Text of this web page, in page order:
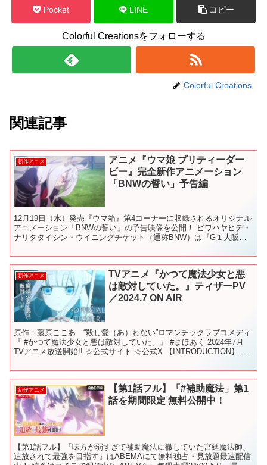
Pocket LINE コピー
Colorful Creationsをフォローする
Colorful Creations
関連記事
新作アニメ
アニメ『ウマ娘 プリティーダー
ビー』完全新作アニメーション
「BNWの誓い」予告編
12月19日（水）発売『ウマ箱』第4コーナーに収録されるオリジナル
アニメーション「BNWの誓い」の予告映像を公開！ ビワハヤヒデ・
ナリタタイシン・ウイニングチケット（通称BNW）は『G１大阪
新作アニメ
TVアニメ『かつて魔法少女と悪
は敵対していた。』ティザーPV
／2024.7 ON AIR
原作：藤原ここあ “殺し愛（あ）わない”ロマンチックラブコメディ
『 #かつて魔法少女と悪は敵対していた。』 #まほあく 2024年7月
TVアニメ放送開始!! ☆公式サイト ☆公式X 【INTRODUCTION】 悪
新作アニメ
【第1話フル】「#補助魔法」第1
話を期間限定 無料公開中！
【第1話フル】『味方が弱すぎて補助魔法に徹していた宮廷魔法師、
追放されて最強を目指す』はABEMAにて無料独占・見放題最速配信